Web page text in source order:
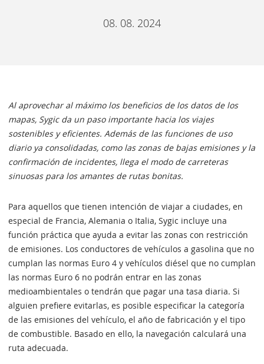
08. 08. 2024
Al aprovechar al máximo los beneficios de los datos de los
mapas, Sygic da un paso importante hacia los viajes
sostenibles y eficientes. Además de las funciones de uso
diario ya consolidadas, como las zonas de bajas emisiones y la
confirmación de incidentes, llega el modo de carreteras
sinuosas para los amantes de rutas bonitas.
Para aquellos que tienen intención de viajar a ciudades, en
especial de Francia, Alemania o Italia, Sygic incluye una
función práctica que ayuda a evitar las zonas con restricción
de emisiones. Los conductores de vehículos a gasolina que no
cumplan las normas Euro 4 y vehículos diésel que no cumplan
las normas Euro 6 no podrán entrar en las zonas
medioambientales o tendrán que pagar una tasa diaria. Si
alguien prefiere evitarlas, es posible especificar la categoría
de las emisiones del vehículo, el año de fabricación y el tipo
de combustible. Basado en ello, la navegación calculará una
ruta adecuada.